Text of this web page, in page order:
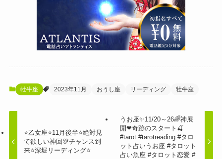
牡牛座 2023年11月 おうし座 リーディング 牡牛座
⭐️乙女座⭐️11月後半⭐️絶対見
て欲しい神回🎊チャンス到
来⭐️深堀リーディング⭐️
うお座✨11/20～26🌈神展
開❤奇跡のスタート🍒
#tarot #tarotreading #タロ
ット占いうお座 #タロット
占い魚座 #タロット恋愛 #